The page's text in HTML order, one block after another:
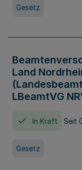
Gesetz
Land
LBeamtVG
In Kraft Seit
Gesetz